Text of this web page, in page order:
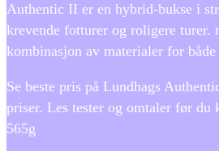
Authentic II er en hybrid-bukse i
krevende fotturer og roligere turer.
kombinasjon av materialer for
Se beste pris på Lundhags
priser. Les tester og omtaler før du
565g